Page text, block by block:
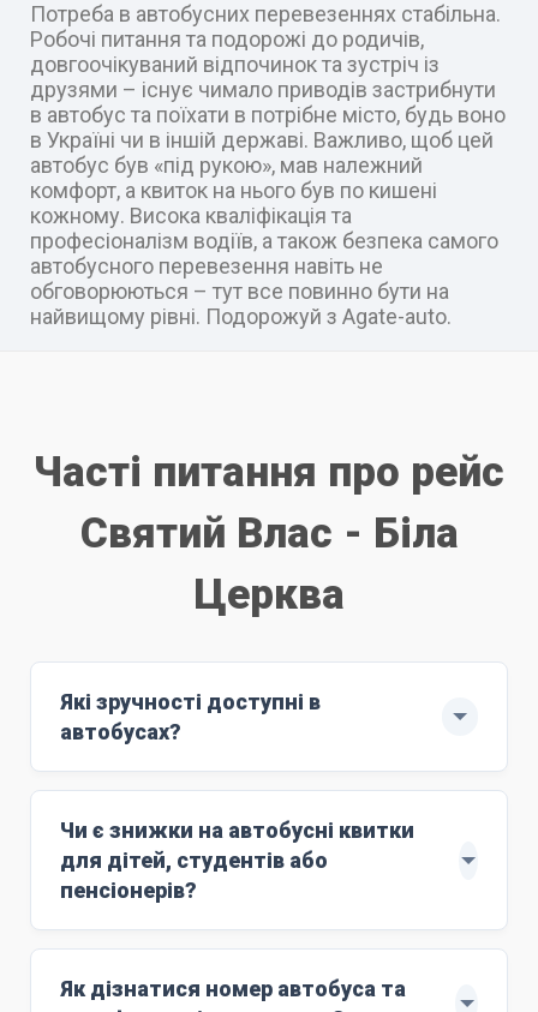
Потреба в автобусних перевезеннях стабільна.
Робочі питання та подорожі до родичів,
довгоочікуваний відпочинок та зустріч із
друзями – існує чимало приводів застрибнути
в автобус та поїхати в потрібне місто, будь воно
в Україні чи в іншій державі. Важливо, щоб цей
автобус був «під рукою», мав належний
комфорт, а квиток на нього був по кишені
кожному. Висока кваліфікація та
професіоналізм водіїв, а також безпека самого
автобусного перевезення навіть не
обговорюються – тут все повинно бути на
найвищому рівні. Подорожуй з Agate-auto.
Часті питання про рейс
Святий Влас - Біла
Церква
Які зручності доступні в
автобусах?
м'які комфортні сидіння;
Wi-Fi;
кондиціонер;
працюючий туалет;
Чи є знижки на автобусні квитки
для дітей, студентів або
пенсіонерів?
Знижки поширюються на дітей віком до 10
років. Для цього маршруту ціна дитячого
квитка становить
4500 грн
. Дитяче лежаче
Як дізнатися номер автобуса та